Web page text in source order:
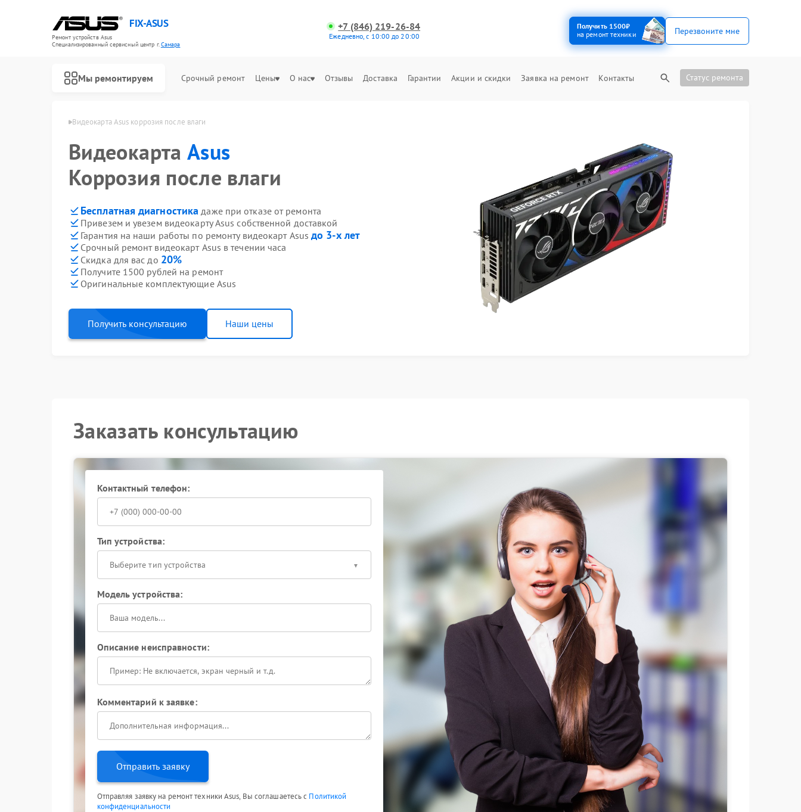
FIX-ASUS
Ремонт устройств Asus
Специализированный cервисный центр г.Самара
+7 (846) 219-26-84
Ежедневно, с 10:00 до 20:00
Получить 1500₽
на ремонт техники
Перезвоните мне
Мы ремонтируем Срочный ремонт Цены О нас Отзывы Доставка Гарантии Акции и скидки Заявка на ремонт Контакты Статус ремонта
Видеокарта Asus коррозия после влаги
Видеокарта Asus
Коррозия после влаги
Бесплатная диагностика даже при отказе от ремонта
Привезем и увезем видеокарту Asus собственной доставкой
Гарантия на наши работы по ремонту видеокарт Asus до 3-х лет
Срочный ремонт видеокарт Asus в течении часа
Скидка для вас до 20%
Получите 1500 рублей на ремонт
Оригинальные комплектующие Asus
Получить консультацию Наши цены
Заказать консультацию
Контактный телефон:
Тип устройства:
Выберите тип устройства
Модель устройства:
Описание неисправности:
Комментарий к заявке:
Отправить заявку
Отправляя заявку на ремонт техники Asus, Вы соглашаетесь с Политикой
конфиденциальности